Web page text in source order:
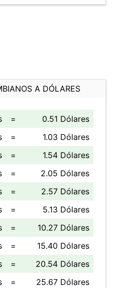
A DÓLARES
=
0.51 Dólares
=
1.03 Dólares
=
1.54 Dólares
=
2.05 Dólares
=
2.57 Dólares
=
5.13 Dólares
=
10.27 Dólares
=
15.40 Dólares
=
20.54 Dólares
= 25.67 Dólares